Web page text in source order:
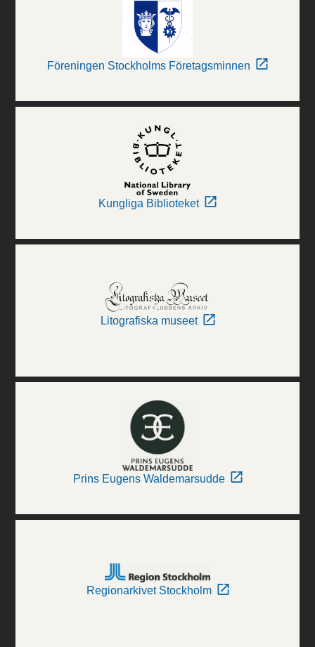
Föreningen Stockholms Företagsminnen
Kungliga Biblioteket
Litografiska museet
Prins Eugens Waldemarsudde
Regionarkivet Stockholm